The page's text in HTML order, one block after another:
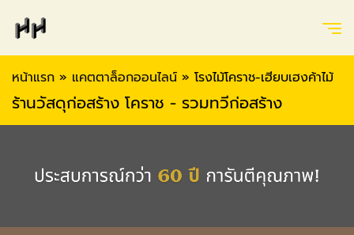
หน้าแรก » แคตตาล็อกออนไลน์ » โรงไม้โคราช-เฮียบเฮงค้าไม้
ร้านวัสดุก่อสร้าง โคราช - รวมทวีก่อสร้าง